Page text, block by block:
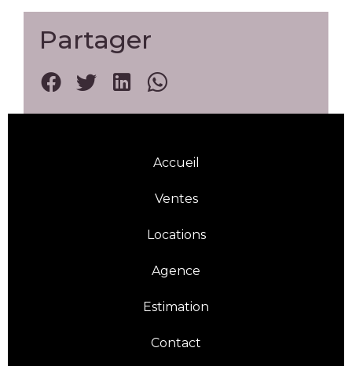
Partager
Accueil
Ventes
Locations
Agence
Estimation
Contact